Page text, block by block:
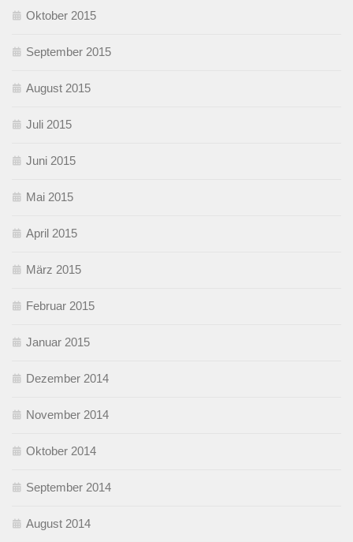
Oktober 2015
September 2015
August 2015
Juli 2015
Juni 2015
Mai 2015
April 2015
März 2015
Februar 2015
Januar 2015
Dezember 2014
November 2014
Oktober 2014
September 2014
August 2014